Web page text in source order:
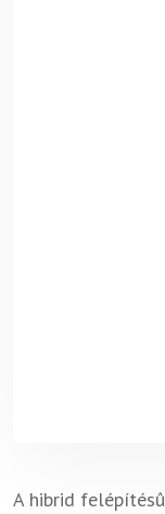
A hibrid felépítésû